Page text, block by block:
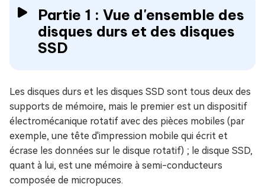
Partie 1 : Vue d'ensemble des
disques durs et des disques
SSD
Les disques durs et les disques SSD sont tous deux des
supports de mémoire, mais le premier est un dispositif
électromécanique rotatif avec des pièces mobiles (par
exemple, une tête d'impression mobile qui écrit et
écrase les données sur le disque rotatif) ; le disque SSD,
quant à lui, est une mémoire à semi-conducteurs
composée de micropuces.